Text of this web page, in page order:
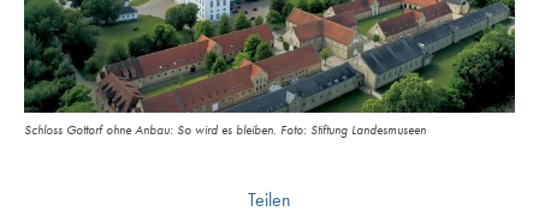
Schloss Gottorf ohne Anbau: So wird es bleiben. Foto: Stiftung Landesmuseen
Teilen